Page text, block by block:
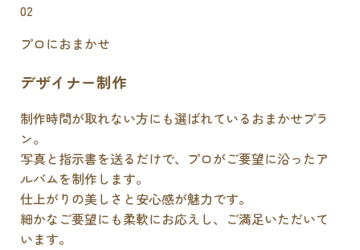
02
プロにおまかせ
デザイナー制作
制作時間が取れない方にも選ばれているおまかせプラ
ン。
写真と指示書を送るだけで、プロがご要望に沿ったア
ルバムを制作します。
仕上がりの美しさと安心感が魅力です。
細かなご要望にも柔軟にお応えし、ご満足いただいて
います。